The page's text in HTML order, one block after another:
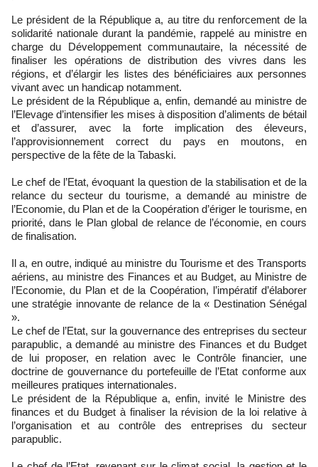
Le président de la République a, au titre du renforcement de la
solidarité nationale durant la pandémie, rappelé au ministre en
charge du Développement communautaire, la nécessité de
finaliser les opérations de distribution des vivres dans les
régions, et d’élargir les listes des bénéficiaires aux personnes
vivant avec un handicap notamment.
Le président de la République a, enfin, demandé au ministre de
l’Elevage d’intensifier les mises à disposition d’aliments de bétail
et d’assurer, avec la forte implication des éleveurs,
l’approvisionnement correct du pays en moutons, en
perspective de la fête de la Tabaski.
Le chef de l’Etat, évoquant la question de la stabilisation et de la
relance du secteur du tourisme, a demandé au ministre de
l’Economie, du Plan et de la Coopération d’ériger le tourisme, en
priorité, dans le Plan global de relance de l’économie, en cours
de finalisation.
Il a, en outre, indiqué au ministre du Tourisme et des Transports
aériens, au ministre des Finances et au Budget, au Ministre de
l’Economie, du Plan et de la Coopération, l’impératif d’élaborer
une stratégie innovante de relance de la « Destination Sénégal
».
Le chef de l’Etat, sur la gouvernance des entreprises du secteur
parapublic, a demandé au ministre des Finances et du Budget
de lui proposer, en relation avec le Contrôle financier, une
doctrine de gouvernance du portefeuille de l’Etat conforme aux
meilleures pratiques internationales.
Le président de la République a, enfin, invité le Ministre des
finances et du Budget à finaliser la révision de la loi relative à
l’organisation et au contrôle des entreprises du secteur
parapublic.